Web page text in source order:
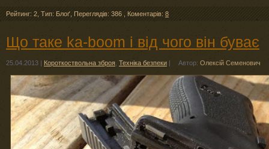
Рейтинг: 2 Тип: Блоґ Переглядів: 386 Коментарів: 8
Що таке ka-boom і від чого він буває
25.04.2013 | Короткоствольна зброя Техніка безпеки | Автор: Олексій Семенович